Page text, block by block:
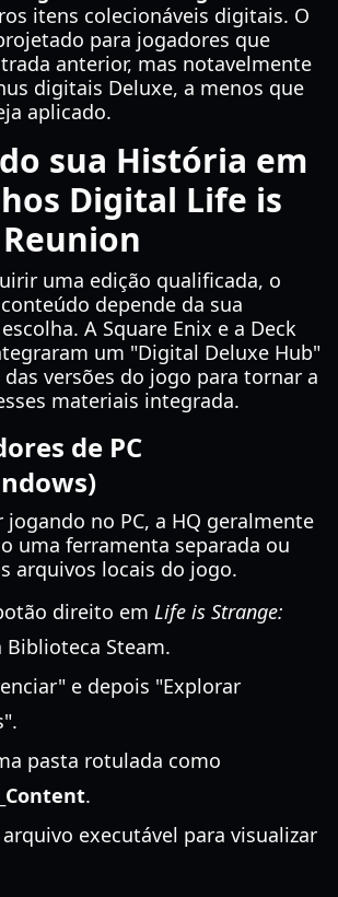
itens colecionáveis digitais. O
para jogadores que
anterior, mas notavelmente
digitais Deluxe, a menos que
aplicado.
sua História em
Digital Life is
uma edição qualificada, o
depende da sua
A Square Enix e a Deck
um "Digital Deluxe Hub"
versões do jogo para tornar a
materiais integrada.
de PC
jogando no PC, a HQ geralmente
uma ferramenta separada ou
arquivos locais do jogo.
direito em Life is Strange:
Biblioteca Steam.
e depois "Explorar
pasta rotulada como
.
executável para visualizar